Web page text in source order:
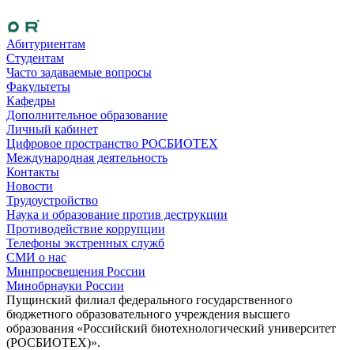
Абитуриентам
Студентам
Часто задаваемые вопросы
Факультеты
Кафедры
Дополнительное образование
Личный кабинет
Цифровое пространство РОСБИОТЕХ
Международная деятельность
Контакты
Новости
Трудоустройство
Наука и образование против деструкции
Противодействие коррупции
Телефоны экстренных служб
СМИ о нас
Минпросвещения России
Минобрнауки России
Пущинский филиал федерального государственного
бюджетного образовательного учреждения высшего
образования «Российский биотехнологический университет
(РОСБИОТЕХ)».